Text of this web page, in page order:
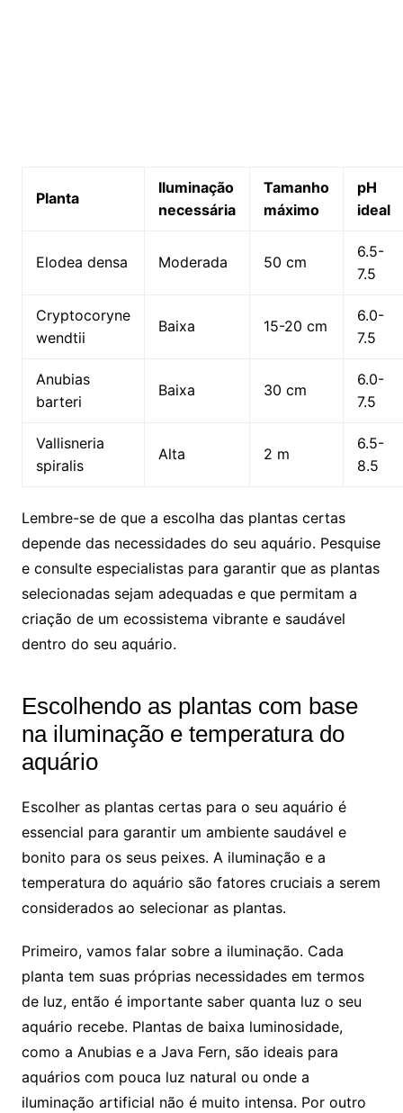
Planta
Iluminação
⁣necessária
Tamanho
máximo
pH
ideal
Elodea densa Moderada 50 cm
6.5-
7.5
Cryptocoryne
wendtii
Baixa 15-20⁢ cm
6.0-
7.5
Anubias
barteri
Baixa 30 cm
6.0-
7.5
Vallisneria
spiralis
Alta 2 m
6.5-
8.5
Lembre-se de que a ​escolha das plantas certas
depende das necessidades do ⁢seu aquário. Pesquise
e consulte especialistas para ⁤garantir que as plantas
‍selecionadas sejam adequadas e que permitam a
criação de​ um ecossistema vibrante e saudável
dentro do seu aquário.
Escolhendo ⁣as plantas‌ com base
na iluminação ​e temperatura do
aquário
Escolher⁣ as plantas‌ certas para o seu aquário⁤ é⁢
essencial para garantir um ⁤ambiente saudável ⁣e
bonito ‍para os ⁤seus peixes. A⁢ iluminação ⁢e ⁤a
temperatura do ⁤aquário são‌ fatores cruciais a serem
considerados ao selecionar as plantas.
Primeiro, vamos falar sobre a iluminação. ⁣Cada
planta⁣ tem​ suas próprias necessidades em termos
de luz, então é importante saber quanta luz o seu
aquário recebe.⁢ Plantas⁣ de baixa luminosidade,
como​ a Anubias ‌e a Java⁢ Fern, são ideais para
aquários com ⁣pouca luz⁤ natural‌ ou onde⁢ a
iluminação artificial não é muito intensa. Por outro